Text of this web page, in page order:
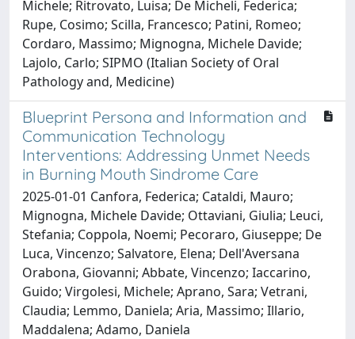
Michele; Ritrovato, Luisa; De Micheli, Federica;
Rupe, Cosimo; Scilla, Francesco; Patini, Romeo;
Cordaro, Massimo; Mignogna, Michele Davide;
Lajolo, Carlo; SIPMO (Italian Society of Oral
Pathology and, Medicine)
Blueprint Persona and Information and
Communication Technology
Interventions: Addressing Unmet Needs
in Burning Mouth Sindrome Care
2025-01-01 Canfora, Federica; Cataldi, Mauro;
Mignogna, Michele Davide; Ottaviani, Giulia; Leuci,
Stefania; Coppola, Noemi; Pecoraro, Giuseppe; De
Luca, Vincenzo; Salvatore, Elena; Dell'Aversana
Orabona, Giovanni; Abbate, Vincenzo; Iaccarino,
Guido; Virgolesi, Michele; Aprano, Sara; Vetrani,
Claudia; Lemmo, Daniela; Aria, Massimo; Illario,
Maddalena; Adamo, Daniela